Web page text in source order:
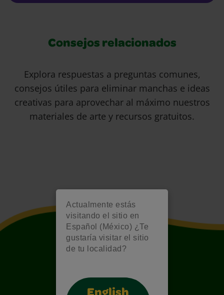
Actualmente estás
visitando el sitio en
Español (México) ¿Te
gustaría visitar el sitio
de tu localidad?
Consejos relacionados
Explora respuestas a preguntas comunes,
consejos útiles para eliminar manchas e ideas
creativas para aprovechar al máximo nuestros
materiales de arte y recursos gratuitos.